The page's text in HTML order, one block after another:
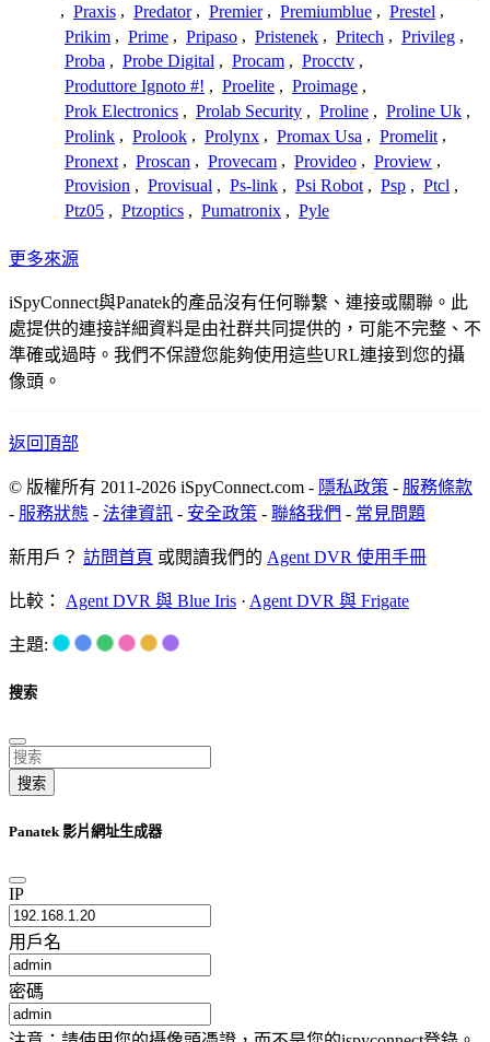
, Praxis , Predator , Premier , Premiumblue , Prestel ,
Prikim , Prime , Pripaso , Pristenek , Pritech , Privileg ,
Proba , Probe Digital , Procam , Procctv ,
Produttore Ignoto #! , Proelite , Proimage ,
Prok Electronics , Prolab Security , Proline , Proline Uk ,
Prolink , Prolook , Prolynx , Promax Usa , Promelit ,
Pronext , Proscan , Provecam , Provideo , Proview ,
Provision , Provisual , Ps-link , Psi Robot , Psp , Ptcl ,
Ptz05 , Ptzoptics , Pumatronix , Pyle
更多來源
iSpyConnect與Panatek的產品沒有任何聯繫、連接或關聯。此
處提供的連接詳細資料是由社群共同提供的，可能不完整、不
準確或過時。我們不保證您能夠使用這些URL連接到您的攝
像頭。
返回頂部
© 版權所有 2011-2026 iSpyConnect.com - 隱私政策 - 服務條款
- 服務狀態 - 法律資訊 - 安全政策 - 聯絡我們 - 常見問題
新用戶？ 訪問首頁 或閱讀我們的 Agent DVR 使用手冊
比較： Agent DVR 與 Blue Iris · Agent DVR 與 Frigate
主題:
搜索
搜索
Panatek 影片網址生成器
IP
用戶名
密碼